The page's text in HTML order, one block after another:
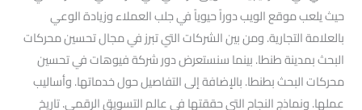
حيث يلعب موقع الويب دوراً حيوياً في جلب العملاء وزيادة الوعي
بالعلامة التجارية. ومن بين الشركات التي تبرز في مجال تحسين محركات
البحث بمدينة طنطا. بينما سنستعرض دور شركة فيوهات في تحسين
محركات البحث بطنطا. بالإضافة إلى التفاصيل حول خدماتها. وأساليب
عملها. ونماذج النجاح التي حققتها في عالم التسويق الرقمي. تاريخ